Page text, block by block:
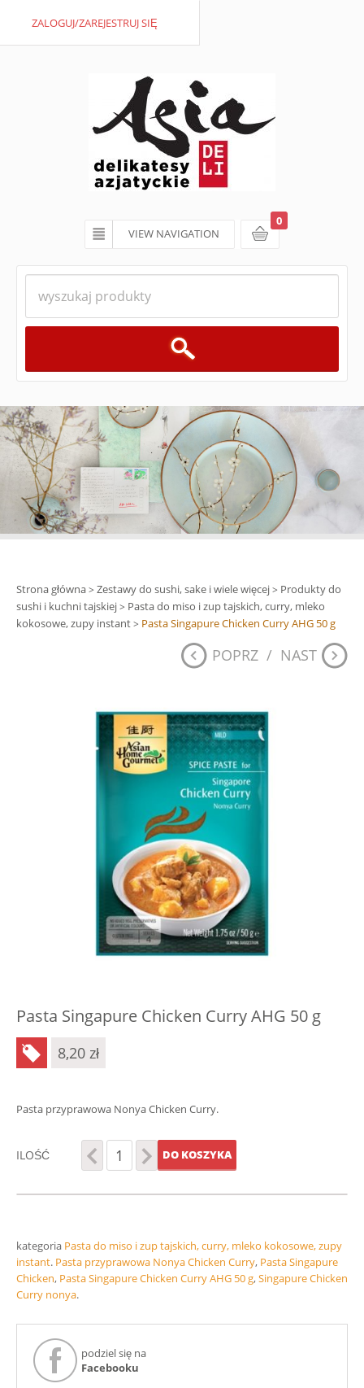
VIEW NAVIGATION
ZALOGUJ/ZAREJESTRUJ SIĘ
koszyk
0
Strona główna> Zestawy do sushi, sake i wiele więcej> Produkty do
sushi i kuchni tajskiej> Pasta do miso i zup tajskich, curry, mleko
kokosowe, zupy instant> Pasta Singapure Chicken Curry AHG 50 g
POPRZ / NAST
Pasta Singapure Chicken Curry AHG 50 g
8,20 zł
Pasta przyprawowa Nonya Chicken Curry.
ILOŚĆ DO KOSZYKA
kategoria Pasta do miso i zup tajskich, curry, mleko kokosowe, zupy
instant. Pasta przyprawowa Nonya Chicken Curry, Pasta Singapure
Chicken, Pasta Singapure Chicken Curry AHG 50 g,Singapure Chicken
Curry nonya.
podziel się na
Facebooku